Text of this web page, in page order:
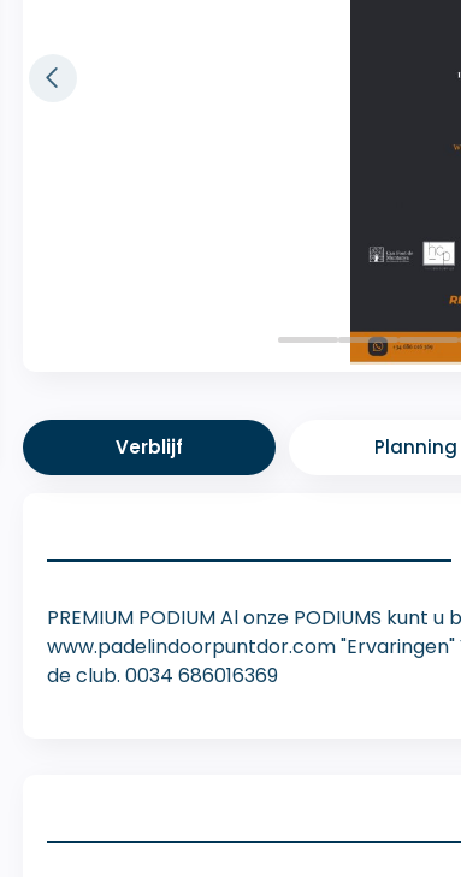
Verblijf Planning
PREMIUM PODIUM Al onze PODIUMS kunt
www.padelindoorpuntdor.com
de club. 0034 686016369